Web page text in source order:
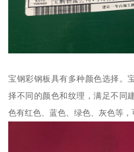
宝钢彩钢板具有多种颜色选择。
择不同的颜色和纹理，满足不同
色有红色、蓝色、绿色、灰色等，